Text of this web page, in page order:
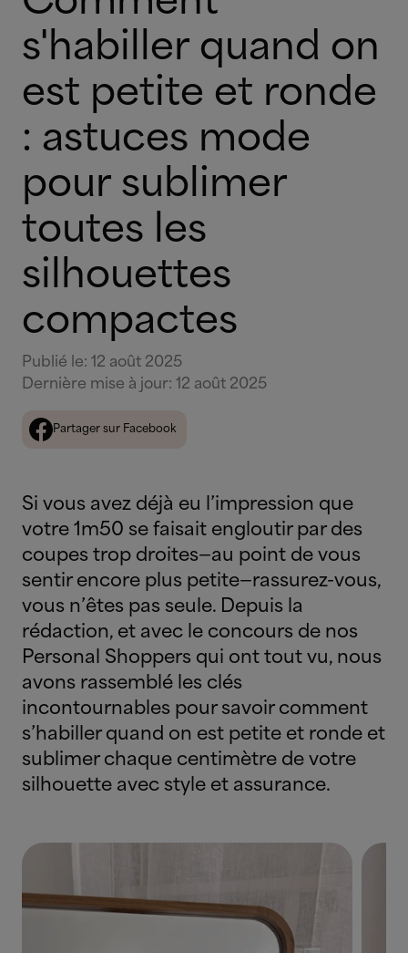
s'habiller quand on
est petite et ronde
: astuces mode
pour sublimer
toutes les
silhouettes
compactes
Publié le: 12 août 2025
Dernière mise à jour: 12 août 2025
Partager sur Facebook
Si vous avez déjà eu l’impression que
votre 1m50 se faisait engloutir par des
coupes trop droites—au point de vous
sentir encore plus petite—rassurez-vous,
vous n’êtes pas seule. Depuis la
rédaction, et avec le concours de nos
Personal Shoppers qui ont tout vu, nous
avons rassemblé les clés
incontournables pour savoir comment
s’habiller quand on est petite et ronde et
sublimer chaque centimètre de votre
silhouette avec style et assurance.